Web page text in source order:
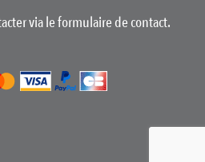
via le formulaire de contact.